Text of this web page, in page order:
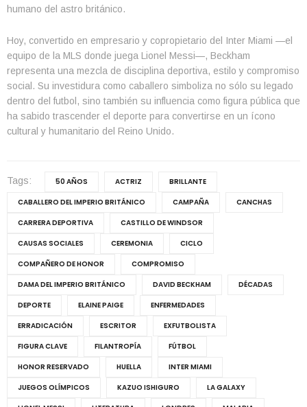
humano del astro británico.
Hoy, convertido en empresario y copropietario del Inter Miami —el
equipo de la MLS donde juega Lionel Messi—, Beckham
representa una mezcla de disciplina deportiva, estilo y compromiso
social. Su investidura como caballero simboliza no sólo su legado
dentro del futbol, sino también su influencia como figura pública que
ha sabido trascender el deporte para convertirse en un ícono
cultural y humanitario del Reino Unido.
Tags: 50 AÑOS ACTRIZ
BRILLANTE
CABALLERO DEL IMPERIO BRITÁNICO
CAMPAÑA
CANCHAS
CARRERA DEPORTIVA
CASTILLO DE WINDSOR
CAUSAS SOCIALES
CEREMONIA
CICLO
COMPAÑERO DE HONOR
COMPROMISO
DAMA DEL IMPERIO BRITÁNICO
DAVID BECKHAM
DÉCADAS
DEPORTE
ELAINE PAIGE
ENFERMEDADES
ERRADICACIÓN
ESCRITOR
EXFUTBOLISTA
FIGURA CLAVE
FILANTROPÍA
FÚTBOL
HONOR RESERVADO
HUELLA
INTER MIAMI
JUEGOS OLÍMPICOS
KAZUO ISHIGURO
LA GALAXY